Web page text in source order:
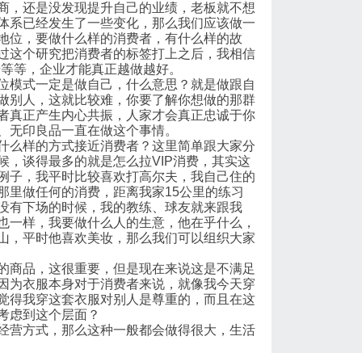
，还是没发现提升自己的业绩，老板就不想
系已经发生了一些变化，那么我们应该做一
位，要做什么样的消费者，有什么样的故
这个研究把消费者的标签打上之后，我相信
等，企业才能真正越做越好。
模式一定是做自己，什么意思？就是做跟自
别人，这就比较难，你要了解你想做的那群
真正产生内心共振，人家才会真正忠诚于你
印良品一直在做这个事情。
么样的方式接近消费者？这里简单跟大家分
，谈得最多的就是怎么拉VIP消费，其实这
子，我平时比较喜欢打高尔夫，我自己住的
里做任何的消费，距离我家15公里的练习
有下场的时候，我的教练、球友就来跟我
样，我要做什么人的生意，他在乎什么，
，平时他喜欢美妆，那么我们可以组织大家
商品，这很重要，但是现在来说这是不满足
为衣服本身对于消费者来说，就像我今天穿
得我穿这套衣服对别人是尊重的，而且在这
虑到这个层面？
营方式，那么这种一般都会做得很大，生活